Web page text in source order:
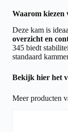
Waarom kiezen
Deze kam is
overzicht en
345 biedt
standaard
Bekijk hier het
Meer producten